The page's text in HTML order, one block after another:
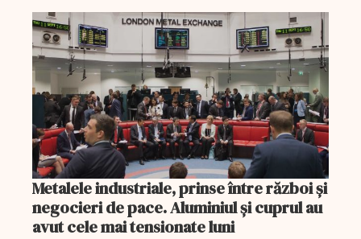
Metalele industriale, prinse între război și
negocieri de pace. Aluminiul și cuprul au
avut cele mai tensionate luni